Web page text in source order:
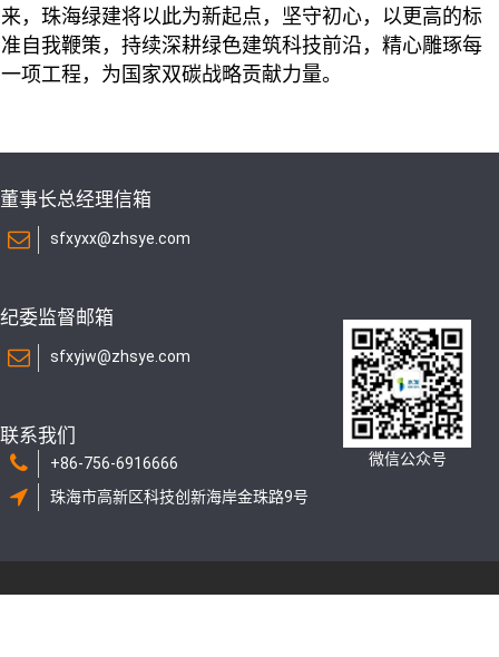
来，珠海绿建将以此为新起点，坚守初心，以更高的标
准自我鞭策，持续深耕绿色建筑科技前沿，精心雕琢每
一项工程，为国家双碳战略贡献力量。
董事长总经理信箱
sfxyxx@zhsye.com
纪委监督邮箱
sfxyjw@zhsye.com
联系我们
+86-756-6916666
珠海市高新区科技创新海岸金珠路9号
微信公众号